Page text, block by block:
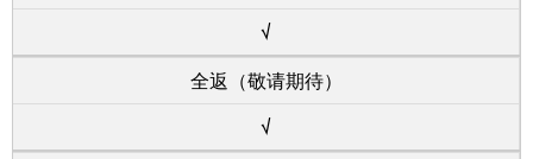
√
全返（敬请期待）
√